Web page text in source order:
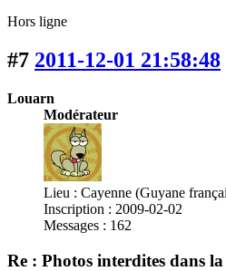
Hors ligne
#7 2011-12-01 21:58:48
Louarn
Modérateur
Lieu : Cayenne (Guyane
Inscription : 2009-02-02
Messages : 162
Re : Photos interdites dans